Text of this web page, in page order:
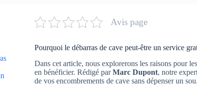
Avis page
Pourquoi le débarras de cave peut-être un service
Dans cet article, nous explorerons les raisons pour
en bénéficier. Rédigé parMarc Dupont, notre
de vos encombrements de cave sans dépenser un sou.